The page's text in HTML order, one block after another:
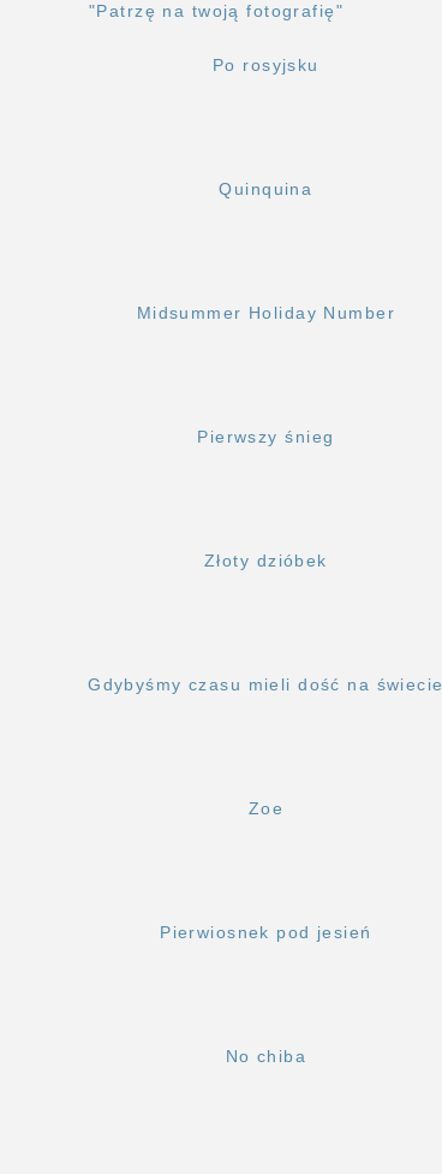
"Patrzę na twoją fotografię"
Po rosyjsku
Quinquina
Midsummer Holiday Number
Pierwszy śnieg
Złoty dzióbek
Gdybyśmy czasu mieli dość na świecie
Zoe
Pierwiosnek pod jesień
No chiba